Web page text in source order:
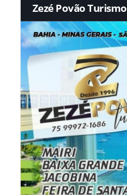
Zezé Povão Turismo